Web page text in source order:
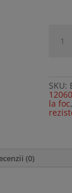
Broasca
foc
SKU:
la foc,
(0)